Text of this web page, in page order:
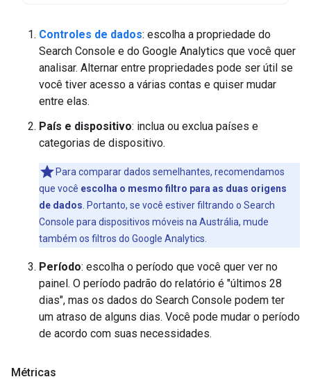
Controles de dados: escolha a propriedade do
Search Console e do Google Analytics que você quer
analisar. Alternar entre propriedades pode ser útil se
você tiver acesso a várias contas e quiser mudar
entre elas.
País e dispositivo: inclua ou exclua países e
categorias de dispositivo.
Para comparar dados semelhantes, recomendamos
que você escolha o mesmo filtro para as duas origens
de dados. Portanto, se você estiver filtrando o Search
Console para dispositivos móveis na Austrália, mude
também os filtros do Google Analytics.
Período: escolha o período que você quer ver no
painel. O período padrão do relatório é "últimos 28
dias", mas os dados do Search Console podem ter
um atraso de alguns dias. Você pode mudar o período
de acordo com suas necessidades.
Métricas